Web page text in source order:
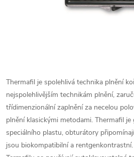
Thermafil je spolehlivá technika plnění
nejspolehlivějším technikám plnění,
třídimenzionální zaplnění za necelou
plnění klasickými metodami. Thermafil
speciálního plastu, obturátory
jsou biokompatibilní a